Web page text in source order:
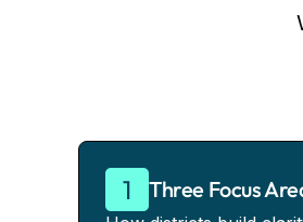
Three Focus